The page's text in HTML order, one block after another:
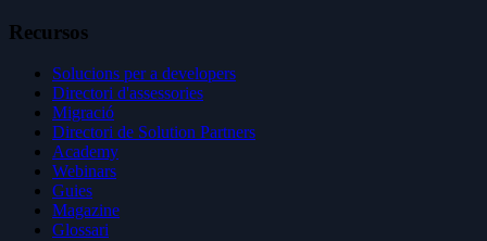
Recursos
Solucions per a developers
Directori d'assessories
Migració
Directori de Solution Partners
Academy
Webinars
Guies
Magazine
Glossari